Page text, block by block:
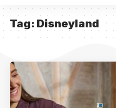
Tag: Disneyland